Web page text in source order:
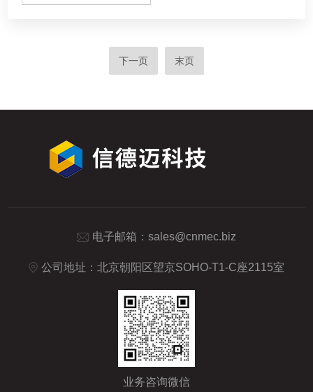
下一页 末页
电子邮箱： sales@cnmec.biz
公司地址：北京朝阳区望京SOHO-T1-C座2115室
业务咨询微信